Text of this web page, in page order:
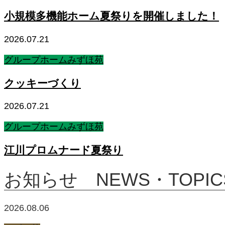
小規模多機能ホーム夏祭りを開催しました！
2026.07.21
グループホームみずほ苑
クッキーづくり
2026.07.21
グループホームみずほ苑
江川プロムナード夏祭り
お知らせ NEWS・
2026.08.06